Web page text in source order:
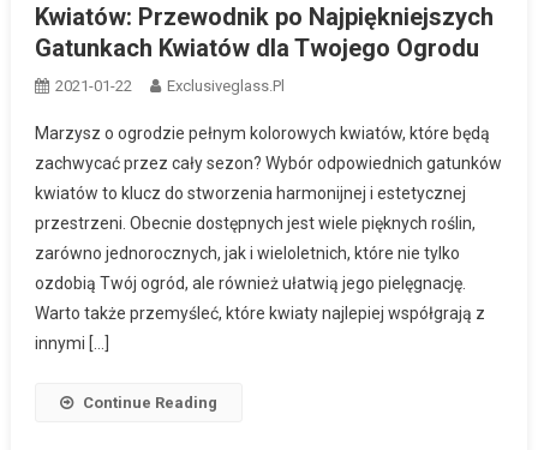
Kwiatów: Przewodnik po Najpiękniejszych
Gatunkach Kwiatów dla Twojego Ogrodu
2021-01-22 Exclusiveglass.pl
Marzysz o ogrodzie pełnym kolorowych kwiatów, które będą
zachwycać przez cały sezon? Wybór odpowiednich gatunków
kwiatów to klucz do stworzenia harmonijnej i estetycznej
przestrzeni. Obecnie dostępnych jest wiele pięknych roślin,
zarówno jednorocznych, jak i wieloletnich, które nie tylko
ozdobią Twój ogród, ale również ułatwią jego pielęgnację.
Warto także przemyśleć, które kwiaty najlepiej współgrają z
innymi […]
Continue Reading